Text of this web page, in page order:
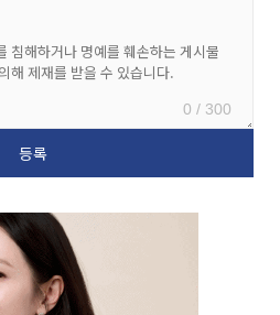
0 / 300